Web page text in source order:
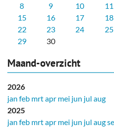
8
9 10 11
15
16 17 18
22
23 24 25
29
30
Maand-overzicht
2026
jan feb mrtapr mei jun jul aug
2025
jan feb mrtapr mei jun jul aug